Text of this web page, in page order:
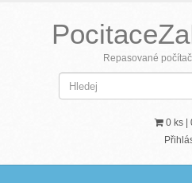
Repasované
0 ks |